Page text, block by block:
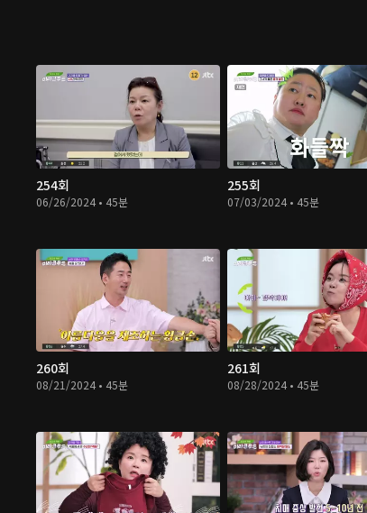
254회
06/26/2024 • 45분
255회
07/03/2024 • 45분
260회
08/21/2024 • 45분
261회
08/28/2024 • 45분